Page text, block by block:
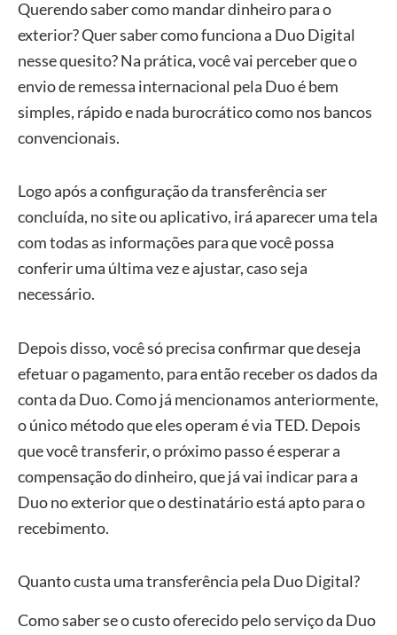
Querendo saber como mandar dinheiro para o
exterior? Quer saber como funciona a Duo Digital
nesse quesito? Na prática, você vai perceber que o
envio de remessa internacional pela Duo é bem
simples, rápido e nada burocrático como nos bancos
convencionais.
Logo após a configuração da transferência ser
concluída, no site ou aplicativo, irá aparecer uma tela
com todas as informações para que você possa
conferir uma última vez e ajustar, caso seja
necessário.
Depois disso, você só precisa confirmar que deseja
efetuar o pagamento, para então receber os dados da
conta da Duo. Como já mencionamos anteriormente,
o único método que eles operam é via TED. Depois
que você transferir, o próximo passo é esperar a
compensação do dinheiro, que já vai indicar para a
Duo no exterior que o destinatário está apto para o
recebimento.
Quanto custa uma transferência pela Duo Digital?
Como saber se o custo oferecido pelo serviço da Duo